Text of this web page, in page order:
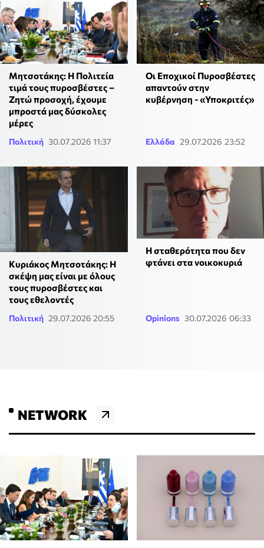
Μητσοτάκης: Η Πολιτεία
τιμά τους πυροσβέστες –
Ζητώ προσοχή, έχουμε
μπροστά μας δύσκολες
μέρες
Πολιτική 30.07.2026 11:37
Οι Εποχικοί Πυροσβέστες
απαντούν στην
κυβέρνηση - «Υποκριτές»
Ελλάδα 29.07.2026 23:52
Κυριάκος Μητσοτάκης: Η
σκέψη μας είναι με όλους
τους πυροσβέστες και
τους εθελοντές
Πολιτική 29.07.2026 20:55
Η σταθερότητα που δεν
φτάνει στα νοικοκυριά
Opinions 30.07.2026 06:33
NETWORK